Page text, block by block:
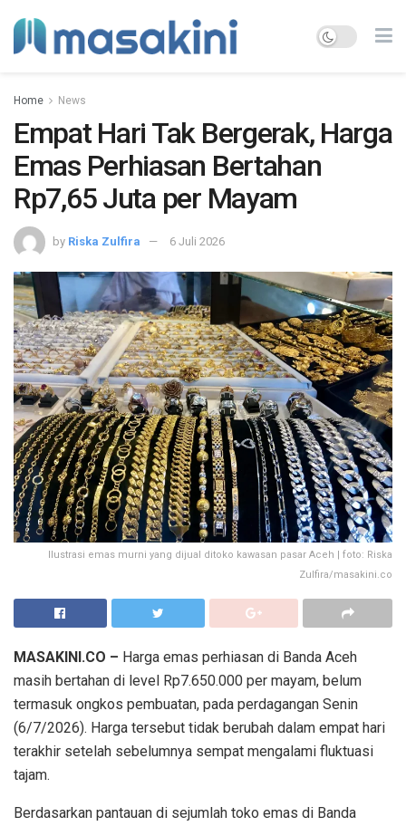
Home News
Empat Hari Tak Bergerak, Harga
Emas Perhiasan Bertahan
Rp7,65 Juta per Mayam
by Riska Zulfira 6 Juli 2026
Ilustrasi emas murni yang dijual ditoko kawasan pasar Aceh | foto: Riska
Zulfira/masakini.co
MASAKINI.CO – Harga emas perhiasan di Banda Aceh
masih bertahan di level Rp7.650.000 per mayam, belum
termasuk ongkos pembuatan, pada perdagangan Senin
(6/7/2026). Harga tersebut tidak berubah dalam empat hari
terakhir setelah sebelumnya sempat mengalami fluktuasi
tajam.
Berdasarkan pantauan di sejumlah toko emas di Banda